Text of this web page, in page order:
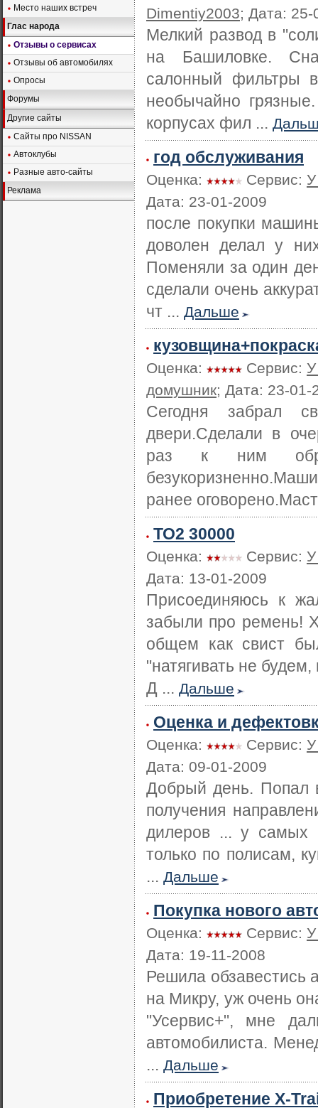
Место наших встреч
Глас народа
Отзывы о сервисах
Отзывы об автомобилях
Опросы
Форумы
Другие сайты
Сайты про NISSAN
Автоклубы
Разные авто-сайты
Реклама
Dimentiy2003; Дата: 25-
Мелкий развод в
на Башиловке.
салонный фильтры
необычайно
корпусах фил ...
год обслуживания
Оценка: Сервис:
Дата: 23-01-2009
после покупки
доволен делал у
Поменяли за один
сделали очень
чт ... Дальше
Оценка: Сервис:
домушник; Дата: 23-01-
Сегодня забрал
двери.Сделали в
раз к ним
ранее
ТО2 30000
Оценка: Сервис:
Дата: 13-01-2009
Присоединяюсь к
забыли про ремень!
общем как свист
"натягивать не
Д ... Дальше
Оценка и
Оценка: Сервис:
Дата: 09-01-2009
Добрый день. Попал
получения
дилеров ... у самых
только по полисам,
... Дальше
Покупка нового
Оценка: Сервис:
Дата: 19-11-2008
Решила обзавестись
на Микру, уж очень
"Усервис+", мне
автомобилиста.
... Дальше
Приобретение X-